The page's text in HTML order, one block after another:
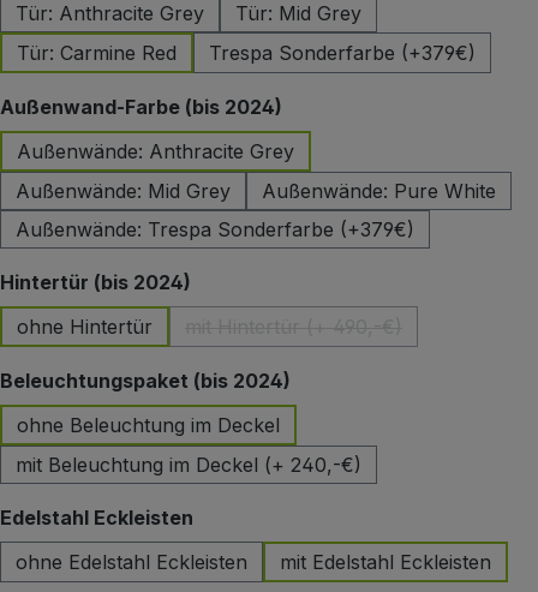
Tür: Anthracite Grey
Tür: Mid Grey
Tür: Carmine Red
Trespa Sonderfarbe (+379€)
Außenwand-Farbe (bis 2024)
Außenwände: Anthracite Grey
Außenwände: Mid Grey
Außenwände: Pure White
Außenwände: Trespa Sonderfarbe (+379€)
Hintertür (bis 2024)
ohne Hintertür
Beleuchtungspaket (bis 2024)
ohne Beleuchtung im Deckel
mit Beleuchtung im Deckel (+ 240,-€)
Edelstahl Eckleisten
ohne Edelstahl Eckleisten
mit Edelstahl Eckleisten